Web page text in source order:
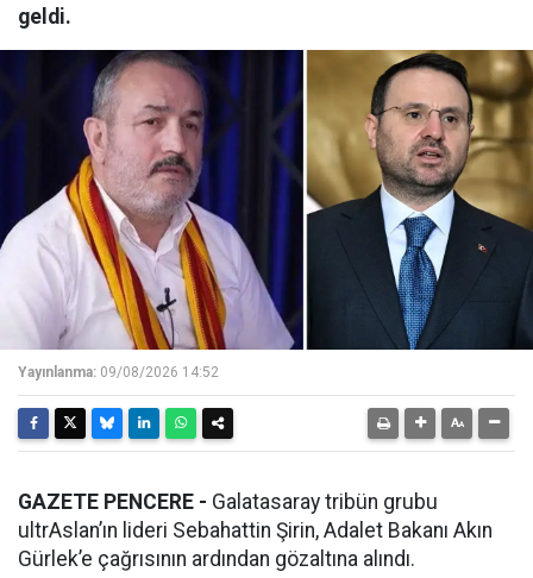
geldi.
Yayınlanma: 09/08/2026 14:52
GAZETE PENCERE - Galatasaray tribün grubu
ultrAslan’ın lideri Sebahattin Şirin, Adalet Bakanı Akın
Gürlek’e çağrısının ardından gözaltına alındı.